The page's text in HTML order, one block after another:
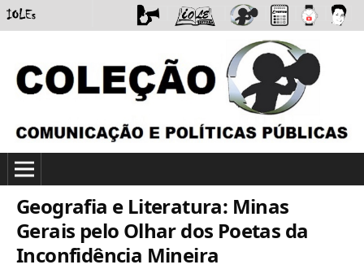
Geografia e Literatura: Minas
Gerais pelo Olhar dos Poetas da
Inconfidência Mineira